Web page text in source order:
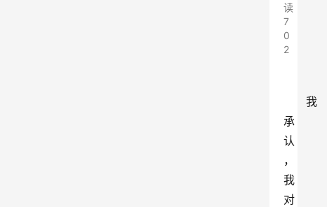
读
7
0
2
我
承
认
，
我
对